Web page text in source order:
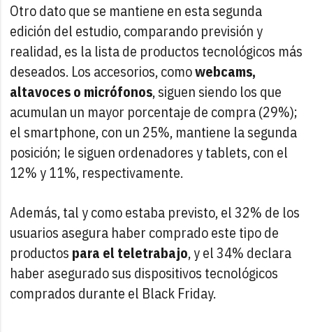
Otro dato que se mantiene en esta segunda
edición del estudio, comparando previsión y
realidad, es la lista de productos tecnológicos más
deseados. Los accesorios, comowebcams,
altavoces o micrófonos, siguen siendo los que
acumulan un mayor porcentaje de compra (29%);
el smartphone, con un 25%, mantiene la segunda
posición; le siguen ordenadores y tablets, con el
12% y 11%, respectivamente.
Además, tal y como estaba previsto, el 32% de los
usuarios asegura haber comprado este tipo de
productos para el teletrabajo, y el 34% declara
haber asegurado sus dispositivos tecnológicos
comprados durante el Black Friday.